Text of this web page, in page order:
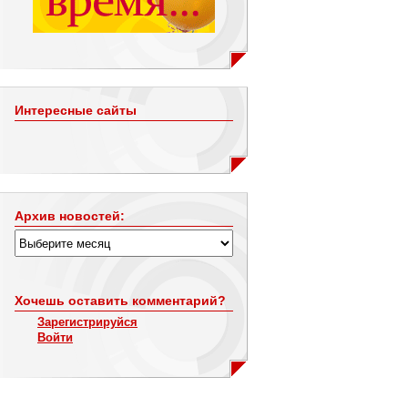
Интересные сайты
Архив новостей:
Хочешь оставить комментарий?
Зарегистрируйся
Войти